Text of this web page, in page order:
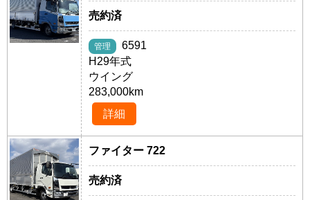
売約済
管理
6591
H29年式
ウイング
283,000km
詳細
ファイター 722
売約済